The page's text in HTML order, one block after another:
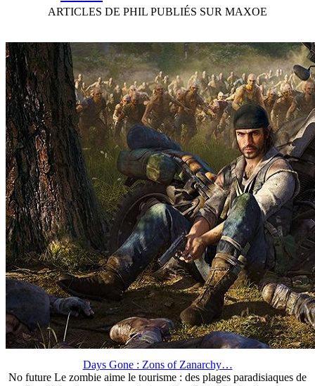
ARTICLES DE PHIL PUBLIÉS SUR MAXOE
Days Gone : Zons of Zanarchy…
No future Le zombie aime le tourisme : des plages paradisiaques de